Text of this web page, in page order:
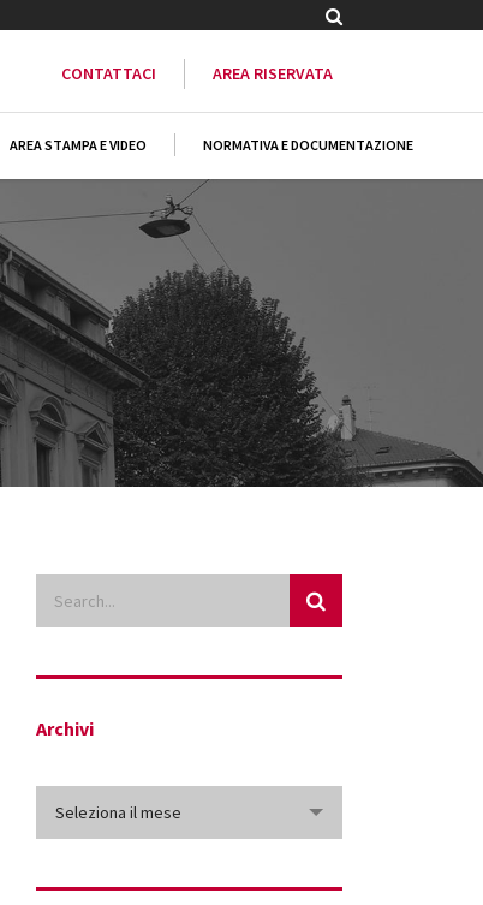
CONTATTACI AREA RISERVATA
AREA STAMPA E VIDEO NORMATIVA E DOCUMENTAZIONE
Archivi
Archivi
Seleziona il mese